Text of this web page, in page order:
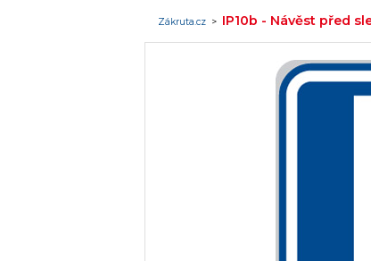
Zákruta.cz > IP10b - Návěst před